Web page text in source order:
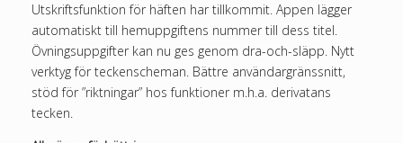
Utskriftsfunktion för häften har tillkommit. Appen lägger
automatiskt till hemuppgiftens nummer till dess titel.
Övningsuppgifter kan nu ges genom dra-och-släpp. Nytt
verktyg för teckenscheman. Bättre användargränssnitt,
stöd för ”riktningar” hos funktioner m.h.a. derivatans
tecken.